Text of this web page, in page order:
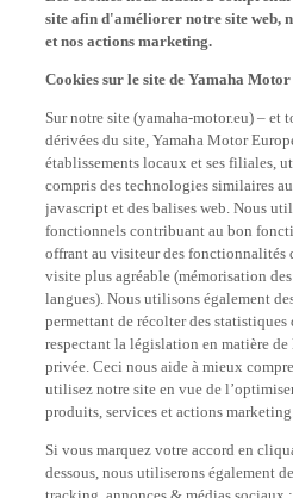
site afin d'améliorer notre site web,
et nos actions marketing.
Cookies sur le site de Yamaha Motor
Sur notre site (yamaha-motor.eu) – et
dérivées du site, Yamaha Motor
établissements locaux et ses filiales,
compris des technologies similaires
javascript et des balises web. Nous
fonctionnels contribuant au bon
offrant au visiteur des fonctionnalités
visite plus agréable (mémorisation
langues). Nous utilisons également
permettant de récolter des
respectant la législation en matière de
privée. Ceci nous aide à mieux
utilisez notre site en vue de
produits, services et actions marketing.
Si vous marquez votre accord en
dessous, nous utiliserons également
tracking, annonces & médias sociaux :